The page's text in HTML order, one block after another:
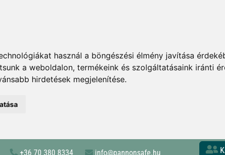
használ a böngészési élmény javítása
a weboldalon, termékeink és szolgáltatásaink iránti
hirdetések megjelenítése.
+36 70 380 8334 info@pannonsafe.hu